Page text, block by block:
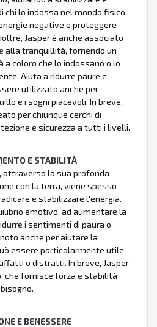
chi lo indossa nel mondo fisico.
negative e proteggere
Jasper è anche associato
alla tranquillità, fornendo un
a coloro che lo indossano o lo
Aiuta a ridurre paure e
utilizzato anche per
e i sogni piacevoli. In breve,
per chiunque cerchi di
e sicurezza a tutti i livelli.
E STABILITÀ
, attraverso la sua profonda
con la terra, viene spesso
e stabilizzare l'energia.
emotivo, ad aumentare la
i sentimenti di paura o
anche per aiutare la
essere particolarmente utile
o distratti. In breve, Jasper
che fornisce forza e stabilità
E BENESSERE